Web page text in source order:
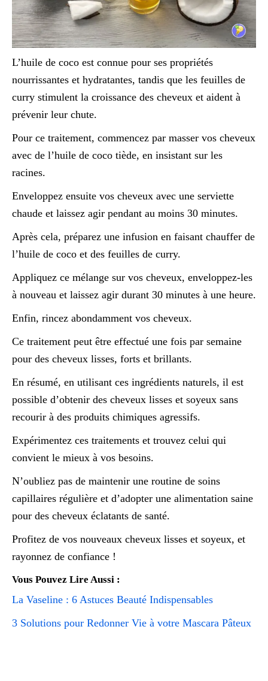
L’huile de coco est connue pour ses propriétés
nourrissantes et hydratantes, tandis que les feuilles de
curry stimulent la croissance des cheveux et aident à
prévenir leur chute.
Pour ce traitement, commencez par masser vos cheveux
avec de l’huile de coco tiède, en insistant sur les
racines.
Enveloppez ensuite vos cheveux avec une serviette
chaude et laissez agir pendant au moins 30 minutes.
Après cela, préparez une infusion en faisant chauffer de
l’huile de coco et des feuilles de curry.
Appliquez ce mélange sur vos cheveux, enveloppez-les
à nouveau et laissez agir durant 30 minutes à une heure.
Enfin, rincez abondamment vos cheveux.
Ce traitement peut être effectué une fois par semaine
pour des cheveux lisses, forts et brillants.
En résumé, en utilisant ces ingrédients naturels, il est
possible d’obtenir des cheveux lisses et soyeux sans
recourir à des produits chimiques agressifs.
Expérimentez ces traitements et trouvez celui qui
convient le mieux à vos besoins.
N’oubliez pas de maintenir une routine de soins
capillaires régulière et d’adopter une alimentation saine
pour des cheveux éclatants de santé.
Profitez de vos nouveaux cheveux lisses et soyeux, et
rayonnez de confiance !
Vous Pouvez Lire Aussi :
La Vaseline : 6 Astuces Beauté Indispensables
3 Solutions pour Redonner Vie à votre Mascara Pâteux